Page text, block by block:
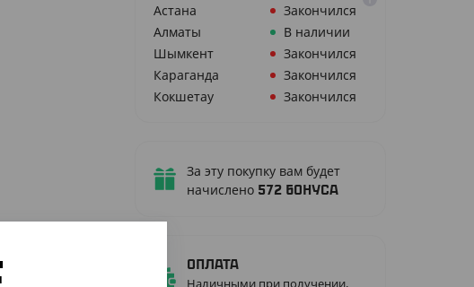
Астана
Закончился
Алматы
В наличии
Шымкент
Закончился
Караганда
Закончился
Кокшетау
Закончился
За эту покупку вам будет
начислено 572 бонуса
Оплата
Наличными при получении,